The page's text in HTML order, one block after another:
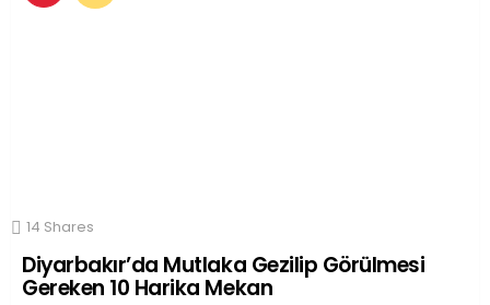
14 Shares
Diyarbakır’da Mutlaka Gezilip Görülmesi
Gereken 10 Harika Mekan